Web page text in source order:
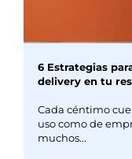
6 Estrategias
delivery en tu
Cada céntimo
uso como de
muchos...